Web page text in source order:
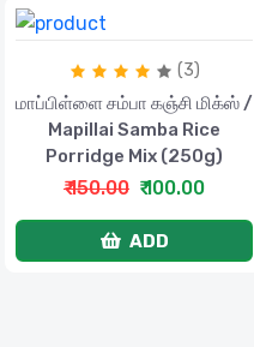
(3)
மாப்பிள்ளை சம்பா கஞ்சி மிக்ஸ் /
Mapillai Samba Rice
Porridge Mix (250g)
₹ 150.00 ₹ 100.00
ADD